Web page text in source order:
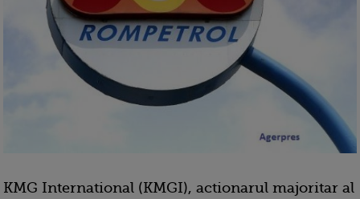
KMG International (KMGI), actionarul majoritar al